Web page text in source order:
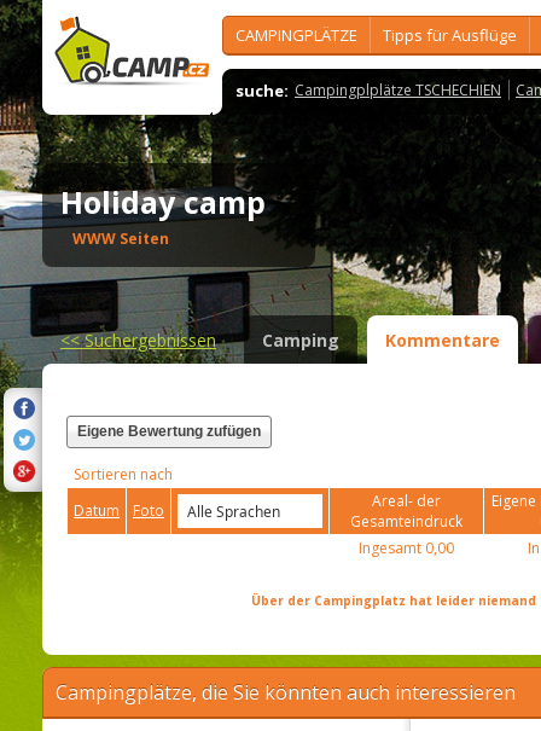
CAMPINGPLÄTZE Tipps für Ausflüge
suche: Campingplplätze TSCHECHIEN
Holiday camp
WWW Seiten
<<Suchergebnissen Camping Kommentare
Eigene Bewertung zufügen
Sortieren nach
Datum
Foto
Areal- der
Gesamteindruck
Ingesamt 0,00
Über der Campingplatz hat leider
Campingplätze, die Sie könnten auch interessieren